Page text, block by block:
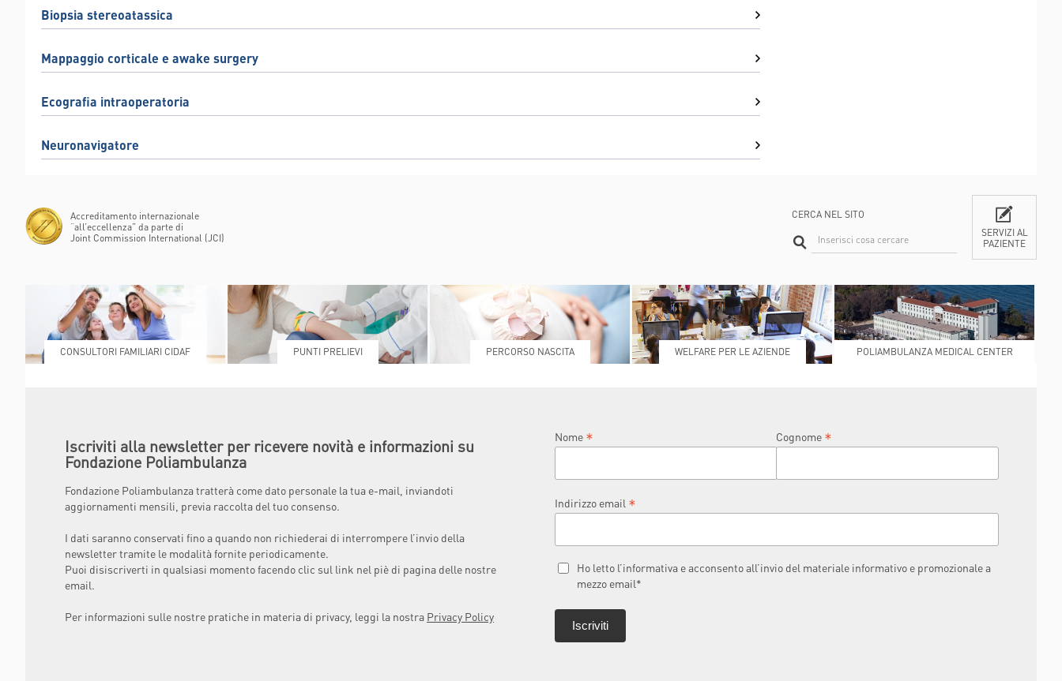
Biopsia stereoatassica
Mappaggio corticale e awake surgery
Ecografia intraoperatoria
Neuronavigatore
Accreditamento internazionale
“all’eccellenza” da parte di
Joint Commission International (JCI)
SERVIZI AL
PAZIENTE
CONTATTI
CERCA NEL SITO
CONSULTORI FAMILIARI CIDAF PUNTI PRELIEVI PERCORSO NASCITA WELFARE PER LE AZIENDE
POLIAMBULANZA MEDICAL CENTER
Iscriviti alla newsletter per ricevere novità e informazioni su
Fondazione Poliambulanza
Fondazione Poliambulanza tratterà come dato personale la tua e-mail, inviandoti
aggiornamenti mensili, previa raccolta del tuo consenso.
I dati saranno conservati fino a quando non richiederai di interrompere l’invio della
newsletter tramite le modalità fornite periodicamente.
Puoi disiscriverti in qualsiasi momento facendo clic sul link nel piè di pagina delle nostre
email.
Per informazioni sulle nostre pratiche in materia di privacy, leggi la nostra Privacy Policy
Nome * Cognome *
Indirizzo email *
Ho letto l’informativa e acconsento all’invio del materiale informativo e promozionale a
mezzo email*